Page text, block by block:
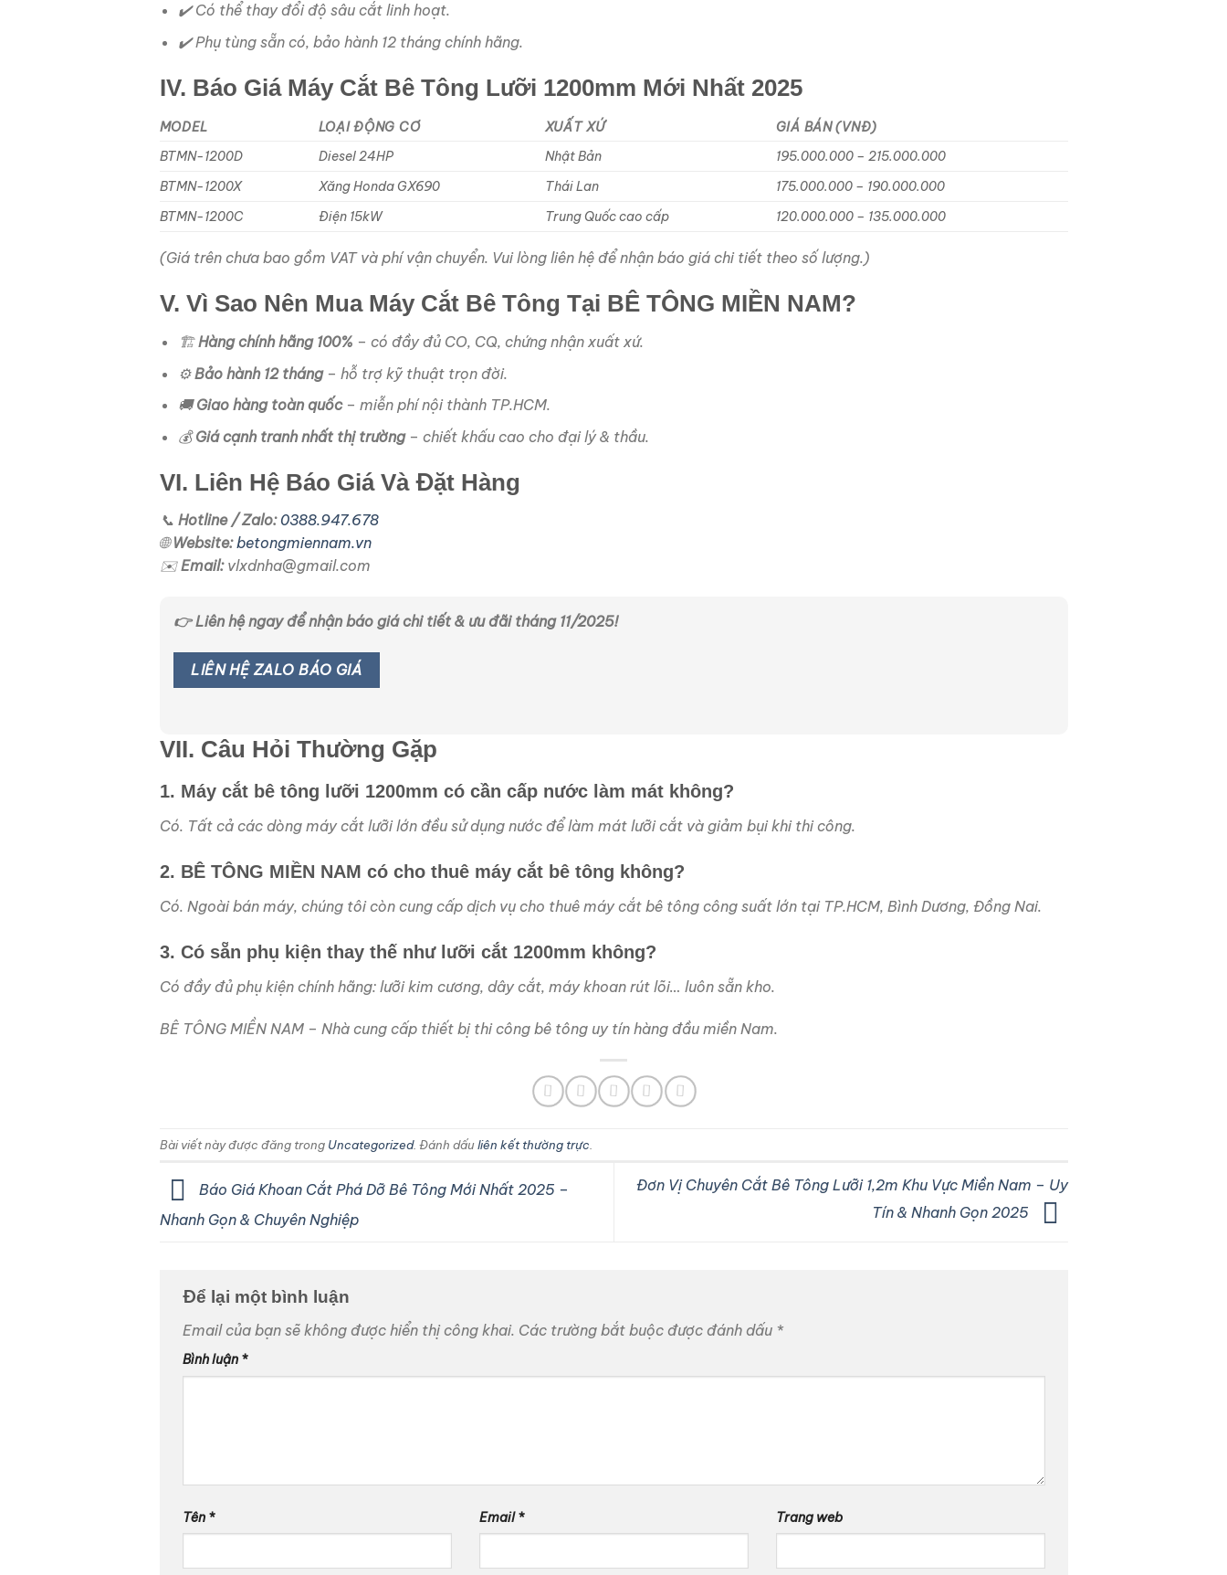
✔️ Có thể thay đổi độ sâu cắt linh hoạt.
✔️ Phụ tùng sẵn có, bảo hành 12 tháng chính hãng.
IV. Báo Giá Máy Cắt Bê Tông Lưỡi 1200mm Mới Nhất 2025
MODEL LOẠI ĐỘNG CƠ XUẤT XỨ
GIÁ BÁN (VNĐ)
BTMN-1200D
Diesel 24HP Nhật Bản
195.000.000 – 215.000.000
BTMN-1200X
Xăng Honda GX690 Thái Lan
175.000.000 – 190.000.000
BTMN-1200C
Điện 15kW Trung Quốc cao cấp 120.000.000 – 135.000.000
(Giá trên chưa bao gồm VAT và phí vận chuyển. Vui lòng liên hệ để nhận báo giá chi tiết theo số lượng.)
V. Vì Sao Nên Mua Máy Cắt Bê Tông Tại BÊ TÔNG MIỀN NAM?
🏗️Hàng chính hãng 100% – có đầy đủ CO, CQ, chứng nhận xuất xứ.
⚙️Bảo hành 12 tháng– hỗ trợ kỹ thuật trọn đời.
🚚Giao hàng toàn quốc– miễn phí nội thành TP.HCM.
💰Giá cạnh tranh nhất thị trường– chiết khấu cao cho đại lý & thầu.
VI. Liên Hệ Báo Giá Và Đặt Hàng
📞 Hotline / Zalo: 0388.947.678
🌐Website: betongmiennam.vn
✉️Email:vlxdnha@gmail.com
👉 Liên hệ ngay để nhận báo giá chi tiết & ưu đãi tháng 11/2025!
LIÊN HỆ ZALO BÁO GIÁ
VII. Câu Hỏi Thường Gặp
1. Máy cắt bê tông lưỡi 1200mm có cần cấp nước làm mát không?
Có. Tất cả các dòng máy cắt lưỡi lớn đều sử dụng nước để làm mát lưỡi cắt và giảm bụi khi thi công.
2. BÊ TÔNG MIỀN NAM có cho thuê máy cắt bê tông không?
Có. Ngoài bán máy, chúng tôi còn cung cấp dịch vụ cho thuê máy cắt bê tông công suất lớn tại TP.HCM, Bình Dương, Đồng Nai.
3. Có sẵn phụ kiện thay thế như lưỡi cắt 1200mm không?
Có đầy đủ phụ kiện chính hãng: lưỡi kim cương, dây cắt, máy khoan rút lõi… luôn sẵn kho.
BÊ TÔNG MIỀN NAM – Nhà cung cấp thiết bị thi công bê tông uy tín hàng đầu miền Nam.
Bài viết này được đăng trong Uncategorized. Đánh dấuliên kết thường trực
Báo Giá Khoan Cắt Phá Dỡ Bê Tông Mới Nhất 2025 –
Nhanh Gọn & Chuyên Nghiệp
Đơn Vị Chuyên Cắt Bê Tông Lưỡi 1,2m Khu Vực Miền Nam – Uy
Tín & Nhanh Gọn 2025
Để lại một bình luận
Email của bạn sẽ không được hiển thị công khai. Các trường bắt buộc được đánh dấu *
Bình luận *
Tên * Email* Trang web